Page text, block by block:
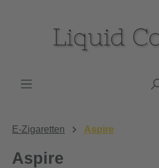
E-Zigaretten Aspire
Aspire